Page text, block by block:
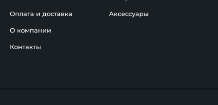
Оплата и доставка
О компании
Контакты
Аксессуары